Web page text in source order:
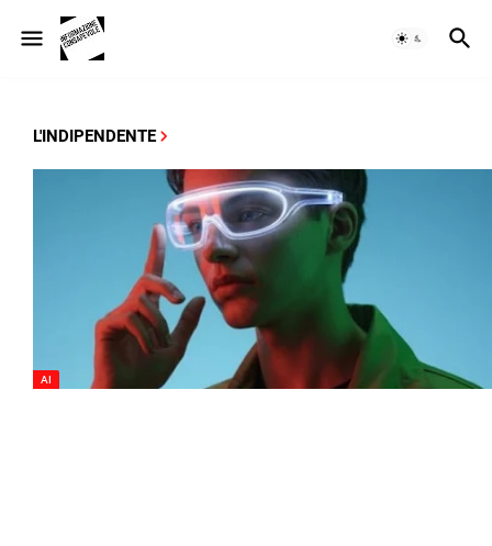
L'INDIPENDENTE
AI